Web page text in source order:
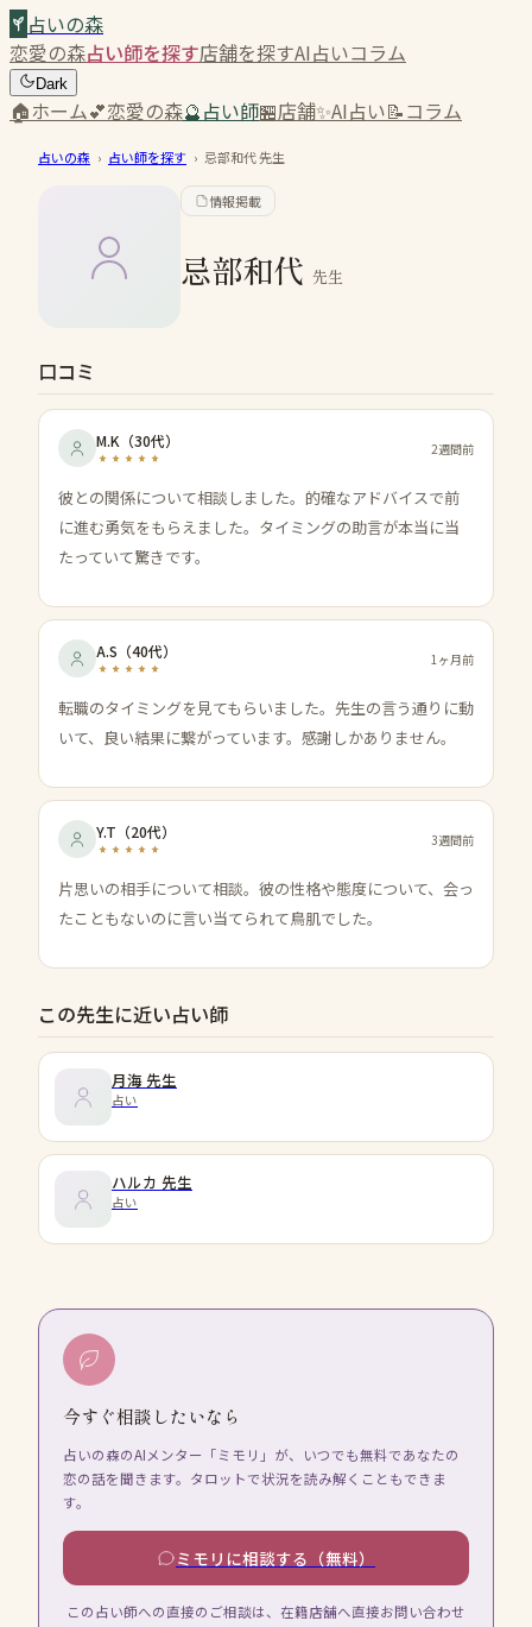
占いの森
恋愛の森占い師を探す店舗を探すAI占いコラム
Dark
🏠ホーム💕恋愛の森🔮占い師🏪店舗✨AI占い📝コラム
占いの森 › 占い師を探す › 忌部和代先生
情報掲載
忌部和代 先生
口コミ
M.K （30代） 2週間前
彼との関係について相談しました。的確なアドバイスで前
に進む勇気をもらえました。タイミングの助言が本当に当
たっていて驚きです。
A.S （40代） 1ヶ月前
転職のタイミングを見てもらいました。先生の言う通りに動
いて、良い結果に繋がっています。感謝しかありません。
Y.T （20代） 3週間前
片思いの相手について相談。彼の性格や態度について、会っ
たこともないのに言い当てられて鳥肌でした。
この先生に近い占い師
月海 先生
占い
ハルカ 先生
占い
今すぐ相談したいなら
占いの森のAIメンター「ミモリ」が、いつでも無料であなたの
恋の話を聞きます。タロットで状況を読み解くこともできま
す。
ミモリに相談する（無料）
この占い師への直接のご相談は、在籍店舗へ直接お問い合わせ